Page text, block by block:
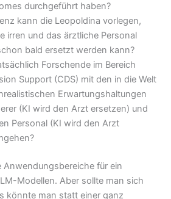
durchgeführt haben?
kann die Leopoldina vorlegen,
irren und das ärztliche Personal
bald ersetzt werden kann?
Forschende im Bereich
Support (CDS) mit den in die Welt
Erwartungshaltungen
(KI wird den Arzt ersetzen) und
Personal (KI wird den Arzt
Anwendungsbereiche für ein
Modellen. Aber sollte man sich
könnte man statt einer ganz